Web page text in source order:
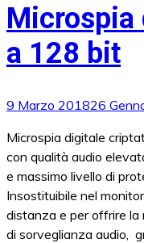
a 128 bit
9 Marzo 201826
Microspia digitale
con qualità audio
e massimo livello di
Insostituibile nel
distanza e per offrire la
di sorveglianza audio,